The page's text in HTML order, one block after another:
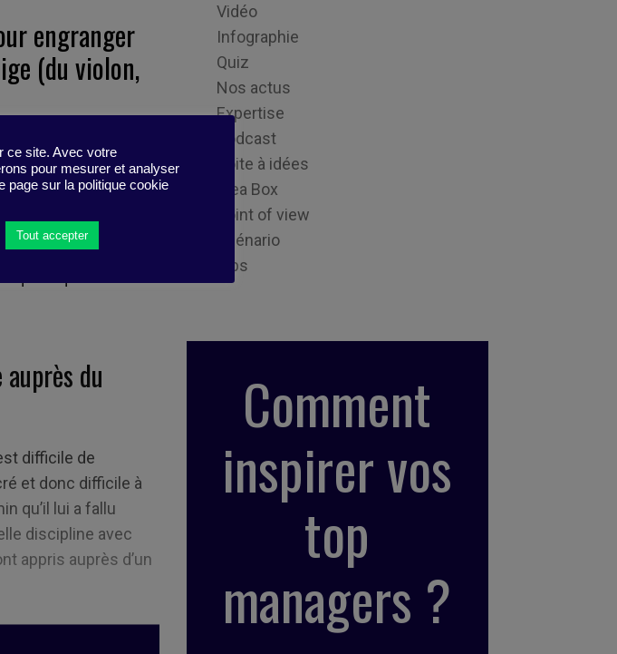
engranger
(du violon,
quotidiens
disparaissent des
de pratique. Ce
qui persévèrent
manière générale,
qui risque de faire
du
difficile de
et donc difficile à
qu’il lui a fallu
discipline avec
appris auprès d’un
Vidéo
Infographie
Quiz
Nos actus
Expertise
Podcast
Boite à idées
Idea Box
Point of view
Scénario
Tips
Comment
inspirer vos
top
managers ?
ce site. Avec votre
pour mesurer et analyser
page sur la politique cookie
Tout accepter